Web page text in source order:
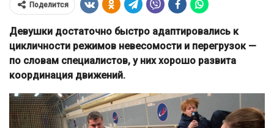
Поделится
Девушки достаточно быстро адаптировались к
цикличности режимов невесомости и перегрузок —
по словам специалистов, у них хорошо развита
координация движений.